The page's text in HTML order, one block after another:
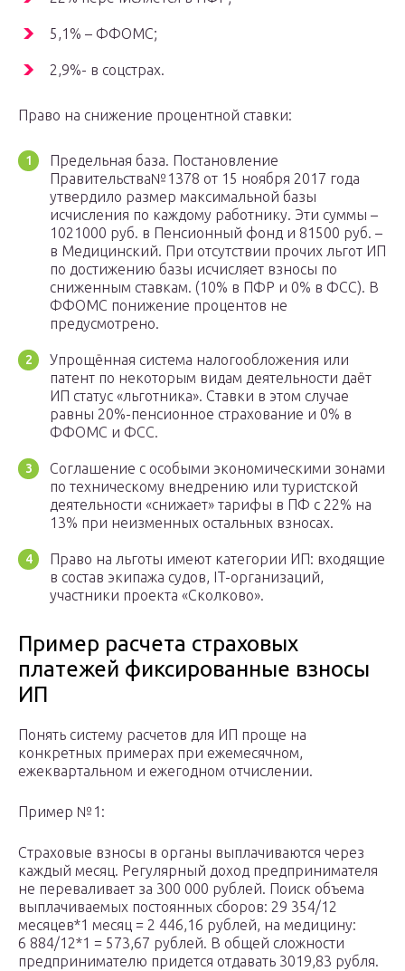
5,1% – ФФОМС;
2,9%- в соцстрах.
Право на снижение процентной ставки:
Предельная база. Постановление
Правительства№1378 от 15 ноября 2017 года
утвердило размер максимальной базы
исчисления по каждому работнику. Эти суммы –
1021000 руб. в Пенсионный фонд и 81500 руб. –
в Медицинский. При отсутствии прочих льгот ИП
по достижению базы исчисляет взносы по
сниженным ставкам. (10% в ПФР и 0% в ФСС). В
ФФОМС понижение процентов не
предусмотрено.
Упрощённая система налогообложения или
патент по некоторым видам деятельности даёт
ИП статус «льготника». Ставки в этом случае
равны 20%-пенсионное страхование и 0% в
ФФОМС и ФСС.
Соглашение с особыми экономическими зонами
по техническому внедрению или туристской
деятельности «снижает» тарифы в ПФ с 22% на
13% при неизменных остальных взносах.
Право на льготы имеют категории ИП: входящие
в состав экипажа судов, IT-организаций,
участники проекта «Сколково».
Пример расчета страховых
платежей фиксированные взносы
ИП
Понять систему расчетов для ИП проще на
конкретных примерах при ежемесячном,
ежеквартальном и ежегодном отчислении.
Пример №1:
Страховые взносы в органы выплачиваются через
каждый месяц. Регулярный доход предпринимателя
не переваливает за 300 000 рублей. Поиск объема
выплачиваемых постоянных сборов: 29 354/12
месяцев*1 месяц = 2 446,16 рублей, на медицину:
6 884/12*1 = 573,67 рублей. В общей сложности
предпринимателю придется отдавать 3019,83 рубля.